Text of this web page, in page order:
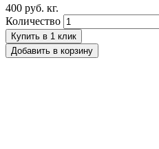
400 руб. кг.
Количество
Купить в 1 клик
Добавить в корзину